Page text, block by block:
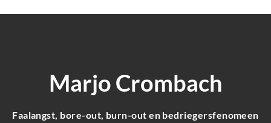
Marjo Crombach
Faalangst, bore-out, burn-out en bedriegersfenomeen